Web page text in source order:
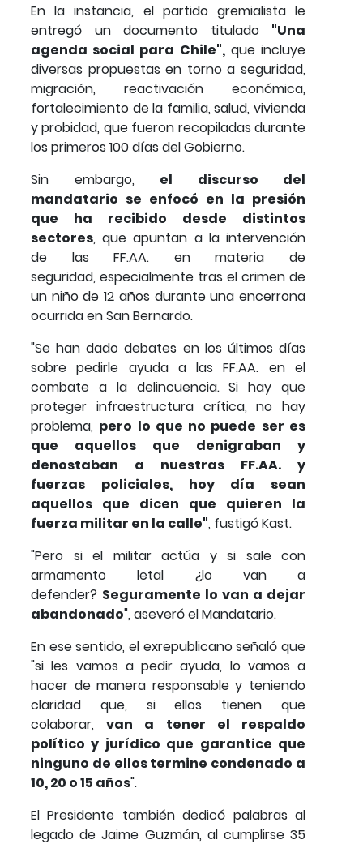
En la instancia, el partido gremialista le
entregó un documento titulado "Una
agenda social para Chile",que incluye
diversas propuestas en torno a seguridad,
migración, reactivación económica,
fortalecimiento de la familia, salud, vivienda
y probidad, que fueron recopiladas durante
los primeros 100 días del Gobierno.
Sin embargo, el discurso del
mandatario se enfocó en la presión
que ha recibido desde distintos
sectores, que apuntan a la intervención
de las FF.AA. en materia de
seguridad, especialmente tras el crimen de
un niño de 12 años durante una encerrona
ocurrida en San Bernardo.
"Se han dado debates en los últimos días
sobre pedirle ayuda a las FF.AA. en el
combate a la delincuencia. Si hay que
proteger infraestructura crítica, no hay
problema, pero lo que no puede ser es
que aquellos que denigraban y
denostaban a nuestras FF.AA. y
fuerzas policiales, hoy día sean
aquellos que dicen que quieren la
fuerza militar en la calle", fustigó Kast.
"Pero si el militar actúa y si sale con
armamento letal ¿lo van a
defender? Seguramente lo van a dejar
abandonado", aseveró el Mandatario.
En ese sentido, el exrepublicano señaló que
"si les vamos a pedir ayuda, lo vamos a
hacer de manera responsable y teniendo
claridad que, si ellos tienen que
colaborar,van a tener el respaldo
político y jurídico que garantice que
ninguno de ellos termine condenado a
10, 20 o 15 años".
El Presidente también dedicó palabras al
legado de Jaime Guzmán, al cumplirse 35